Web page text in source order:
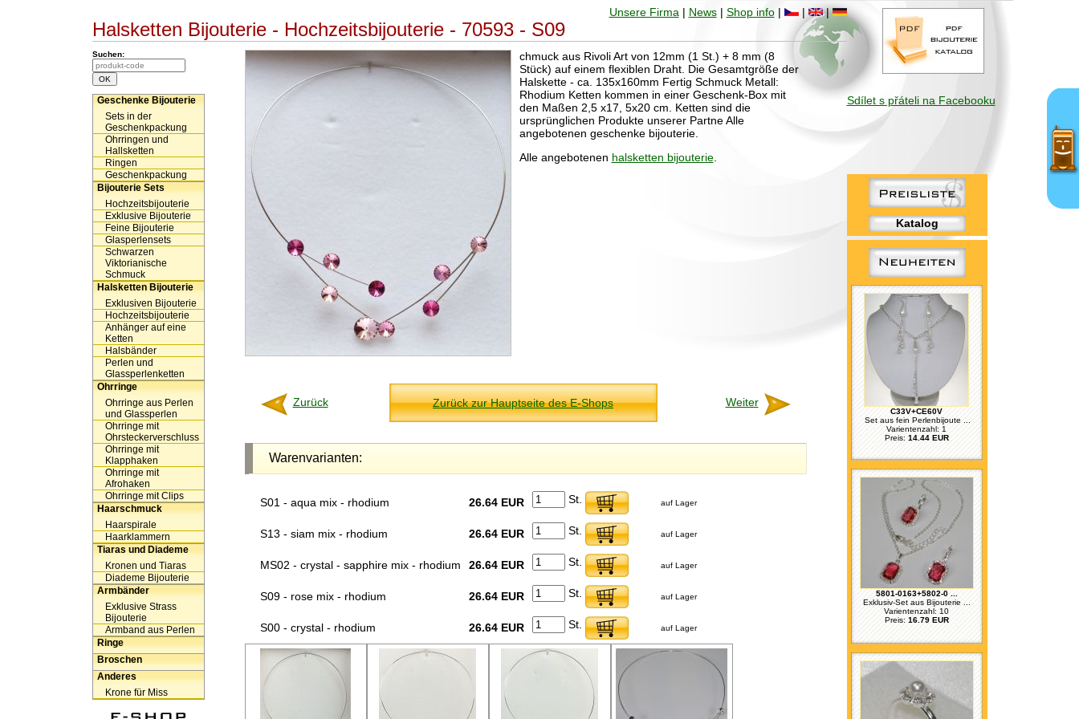
Sdílet s přáteli na Facebooku
Katalog
C33V+CE60V
Set aus fein Perlenbijoute ...
Varientenzahl: 1
Preis: 14.44 EUR
5801-0163+5802-0 ...
Exklusiv-Set aus Bijouterie ...
Varientenzahl: 10
Preis: 16.79 EUR
Unsere Firma | News| Shop info| | |
Halsketten Bijouterie - Hochzeitsbijouterie - 70593 - S09
Suchen:
Geschenke Bijouterie
Sets in der
Geschenkpackung
Ohrringen und
Hallsketten
Ringen
Geschenkpackung
Bijouterie Sets
Hochzeitsbijouterie
Exklusive Bijouterie
Feine Bijouterie
Glasperlensets
Schwarzen
Viktorianische
Schmuck
Halsketten Bijouterie
Exklusiven Bijouterie
Hochzeitsbijouterie
Anhänger auf eine
Ketten
Halsbänder
Perlen und
Glassperlenketten
Ohrringe
Ohrringe aus Perlen
und Glassperlen
Ohrringe mit
Ohrsteckerverschluss
Ohrringe mit
Klapphaken
Ohrringe mit
Afrohaken
Ohrringe mit Clips
Haarschmuck
Haarspirale
Haarklammern
Tiaras und Diademe
Kronen und Tiaras
Diademe Bijouterie
Armbänder
Exklusive Strass
Bijouterie
Armband aus Perlen
Ringe
Broschen
Anderes
Krone für Miss
chmuck aus Rivoli Art von 12mm (1 St.) + 8 mm (8
Stück) auf einem flexiblen Draht. Die Gesamtgröße der
Halskette - ca. 135x160mm Fertig Schmuck Metall:
Rhodium Ketten kommen in einer Geschenk-Box mit
den Maßen 2,5 x17, 5x20 cm. Ketten sind die
ursprünglichen Produkte unserer Partne Alle
angebotenen geschenke bijouterie.
Alle angebotenen halsketten bijouterie.
Zurück Zurück zur Hauptseite des E-Shops Weiter
Warenvarianten:
S01 - aqua mix - rhodium 26.64 EUR St. auf Lager
S13 - siam mix - rhodium 26.64 EUR St. auf Lager
MS02 - crystal - sapphire mix - rhodium 26.64 EUR St. auf Lager
S09 - rose mix - rhodium 26.64 EUR St. auf Lager
S00 - crystal - rhodium 26.64 EUR St. auf Lager